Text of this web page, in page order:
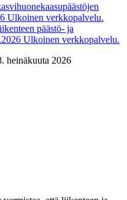
Ulkoinen verkkopalvelu.
päästö- ja
Ulkoinen verkkopalvelu.
heinäkuuta 2026